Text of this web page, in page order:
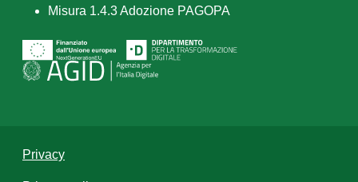
Misura 1.4.3 Adozione PAGOPA
Privacy